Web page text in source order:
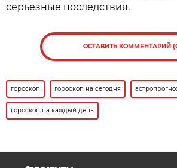
серьезные последствия.
ОСТАВИТЬ КОММЕНТАРИЙ
гороскоп гороскоп на сегодня
гороскоп на каждый день